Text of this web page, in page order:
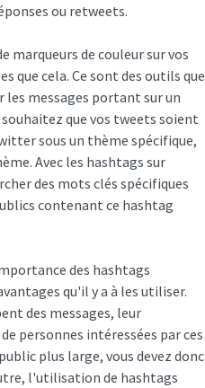
ou retweets.
marqueurs de couleur sur vos
que cela. Ce sont des outils que
messages portant sur un
que vos tweets soient
sous un thème spécifique,
Avec les hashtags sur
des mots clés spécifiques
contenant ce hashtag
des hashtags
qu'il y a à les utiliser.
des messages, leur
personnes intéressées par ces
plus large, vous devez donc
l'utilisation de hashtags